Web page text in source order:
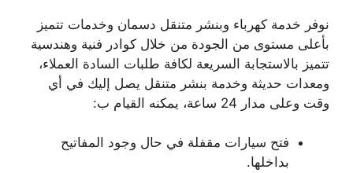
نوفر خدمة كهرباء وبنشر متنقل دسمان وخدمات تتميز
بأعلى مستوى من الجودة من خلال كوادر فنية وهندسية
تتميز بالاستجابة السريعة لكافة طلبات السادة العملاء،
ومعدات حديثة وخدمة بنشر متنقل يصل إليك في أي
وقت وعلى مدار 24 ساعة، يمكنه القيام ب:
فتح سيارات مقفلة في حال وجود المفاتيح
بداخلها.